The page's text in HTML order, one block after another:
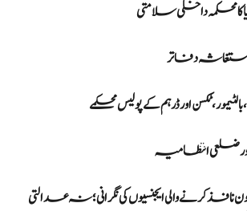
محکمہ داخلی سلامتی
دفاتر
ٹکسن اور ڈرہم کے پولیس محکمے
ضلعی انتظامیہ
کرنے والی ایجنسیوں کی نگرانی؛ نہ عدالتی